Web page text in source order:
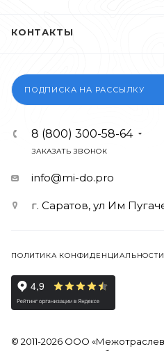
КОНТАКТЫ
ПОДПИСКА НА РАССЫЛКУ
8 (800) 300-58-64
ЗАКАЗАТЬ ЗВОНОК
info@mi-do.pro
г. Саратов, ул Им
ПОЛИТИКА КОНФИДЕНЦИАЛЬНОСТИ
© 2011-2026 ООО